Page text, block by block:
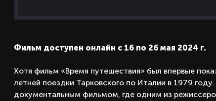
Фильм доступен онлайн с 16 по 26 мая 2024 г.
Хотя фильм «Время путешествия» был впервые
летней поездки Тарковского по Италии в 1979
документальным фильмом, где одним из